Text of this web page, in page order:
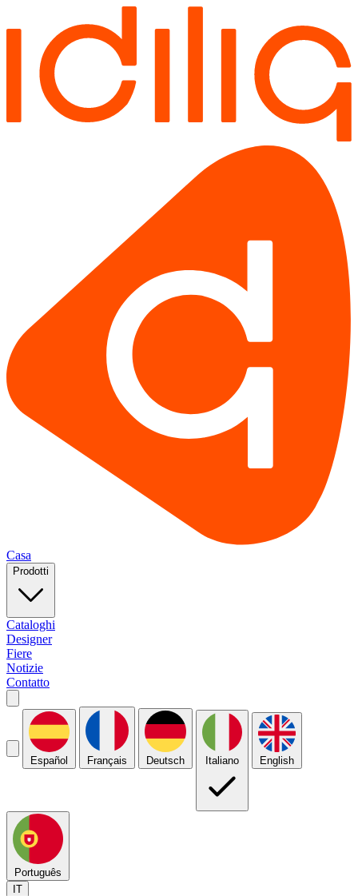
Casa
Prodotti
Cataloghi
Designer
Fiere
Notizie
Contatto
Español Français Deutsch Italiano English
Português
IT